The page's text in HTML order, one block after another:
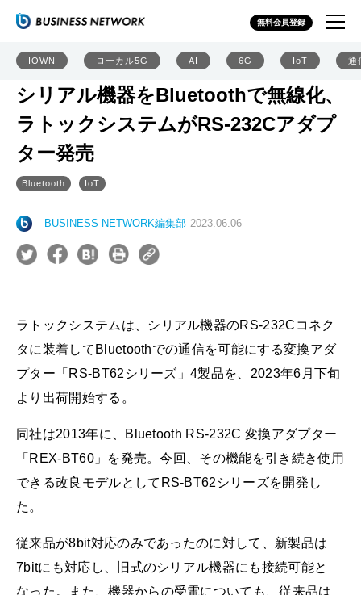
無料会員登録
IOWN ローカル5G AI 6G IoT 通
シリアル機器をBluetoothで無線化、
ラトックシステムがRS-232Cアダプ
ター発売
Bluetooth IoT
BUSINESS NETWORK編集部 2023.06.06
ラトックシステムは、シリアル機器のRS-232Cコネク
タに装着してBluetoothでの通信を可能にする変換アダ
プター「RS-BT62シリーズ」4製品を、2023年6月下旬
より出荷開始する。
同社は2013年に、Bluetooth RS-232C 変換アダプター
「REX-BT60」を発売。今回、その機能を引き続き使用
できる改良モデルとしてRS-BT62シリーズを開発し
た。
従来品が8bit対応のみであったのに対して、新製品は
7bitにも対応し、旧式のシリアル機器にも接続可能と
なった。また、機器からの受電についても、従来品は